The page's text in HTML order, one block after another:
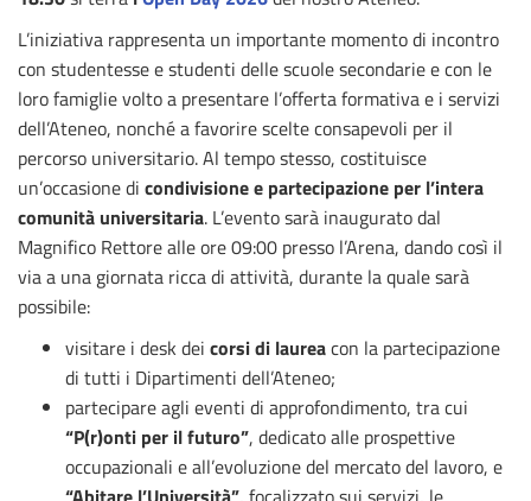
L’iniziativa rappresenta un importante momento di incontro
con studentesse e studenti delle scuole secondarie e con le
loro famiglie volto a presentare l’offerta formativa e i servizi
dell’Ateneo, nonché a favorire scelte consapevoli per il
percorso universitario. Al tempo stesso, costituisce
un’occasione di condivisione e partecipazione per l’intera
comunità universitaria. L’evento sarà inaugurato dal
Magnifico Rettore alle ore 09:00 presso l’Arena, dando così il
via a una giornata ricca di attività, durante la quale sarà
possibile:
visitare i desk dei corsi di laureacon la partecipazione
di tutti i Dipartimenti dell’Ateneo;
partecipare agli eventi di approfondimento, tra cui
“P(r)onti per il futuro”, dedicato alle prospettive
occupazionali e all’evoluzione del mercato del lavoro, e